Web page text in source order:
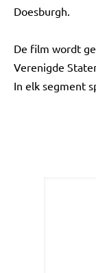
Doesburgh.
De film wordt
Verenigde
In elk segment